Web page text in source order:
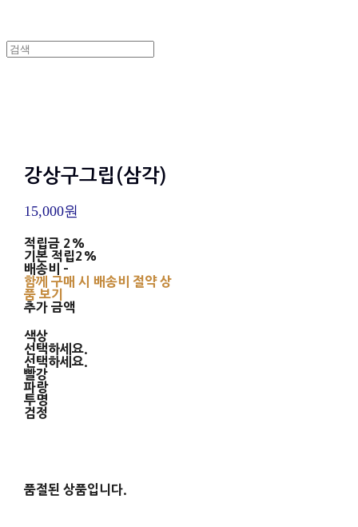
강상구그립(삼각)
15,000원
적립금 2%
기본 적립2%
배송비 -
함께 구매 시 배송비 절약 상
품 보기
추가 금액
색상
선택하세요.
선택하세요.
빨강
파랑
투명
검정
품절된 상품입니다.